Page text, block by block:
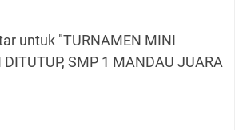
MEWUJUDKAN PESANTREN RAMAH ANAK
untuk "TURNAMEN MINI
DITUTUP, SMP 1 MANDAU JUARA